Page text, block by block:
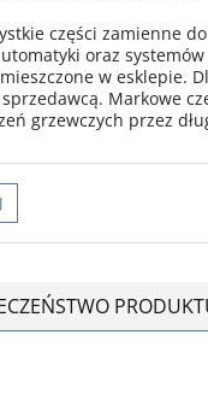
części zamienne
oraz
w esklepie.
Markowe
grzewczych przez